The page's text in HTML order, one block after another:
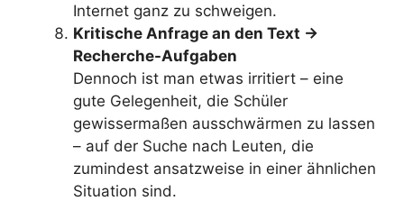
Internet ganz zu schweigen.
Kritische Anfrage an den Text ->
Recherche-Aufgaben
Dennoch ist man etwas irritiert – eine
gute Gelegenheit, die Schüler
gewissermaßen ausschwärmen zu lassen
– auf der Suche nach Leuten, die
zumindest ansatzweise in einer ähnlichen
Situation sind.